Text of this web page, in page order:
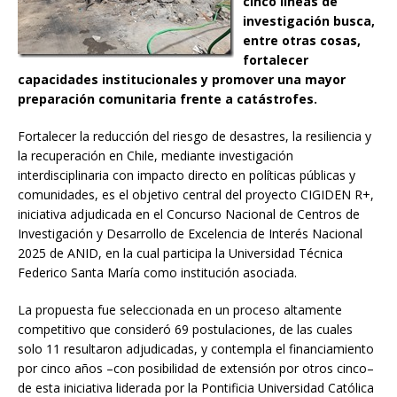
investigación busca,
entre otras cosas,
fortalecer
capacidades institucionales y promover una mayor
preparación comunitaria frente a catástrofes.
Fortalecer la reducción del riesgo de desastres, la resiliencia y
la recuperación en Chile, mediante investigación
interdisciplinaria con impacto directo en políticas públicas y
comunidades, es el objetivo central del proyecto CIGIDEN R+,
iniciativa adjudicada en el Concurso Nacional de Centros de
Investigación y Desarrollo de Excelencia de Interés Nacional
2025 de ANID, en la cual participa la Universidad Técnica
Federico Santa María como institución asociada.
La propuesta fue seleccionada en un proceso altamente
competitivo que consideró 69 postulaciones, de las cuales
solo 11 resultaron adjudicadas, y contempla el financiamiento
por cinco años –con posibilidad de extensión por otros cinco–
de esta iniciativa liderada por la Pontificia Universidad Católica